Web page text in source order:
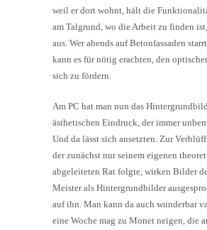
weil er dort wohnt, hält die
am Talgrund, wo die Arbeit zu finden
aus. Wer abends auf Betonfassaden
kann es für nötig erachten, den
sich zu fördern.
Am PC hat man nun das
ästhetischen Eindruck, der immer
Und da lässt sich ansetzten. Zur
der zunächst nur seinem eigenen
abgeleiteten Rat folgte, wirken Bilder
Meister als Hintergrundbilder
auf ihn. Man kann da auch wunderbar
eine Woche mag zu Monet neigen, die